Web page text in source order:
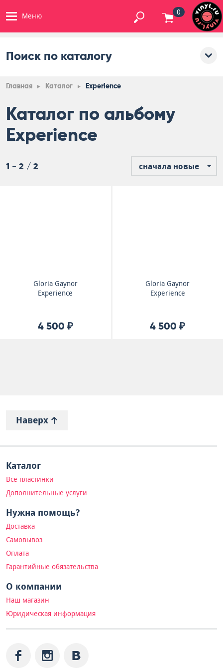
Меню 0
Поиск по каталогу
Главная Каталог Experience
Каталог по альбому
Experience
1 - 2 / 2 сначала новые
Gloria Gaynor
Experience
4 500 ₽
Gloria Gaynor
Experience
4 500 ₽
Наверх
Каталог
Все пластинки
Дополнительные услуги
Нужна помощь?
Доставка
Самовывоз
Оплата
Гарантийные обязательства
О компании
Наш магазин
Юридическая информация